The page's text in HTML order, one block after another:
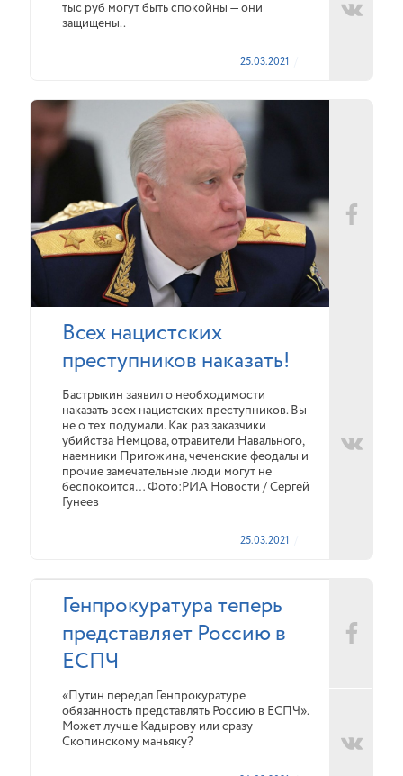
тыс руб могут быть спокойны — они
защищены..
25.03.2021
Всех нацистских
преступников наказать!
Бастрыкин заявил о необходимости
наказать всех нацистских преступников. Вы
не о тех подумали. Как раз заказчики
убийства Немцова, отравители Навального,
наемники Пригожина, чеченские феодалы и
прочие замечательные люди могут не
беспокоится… Фото:РИА Новости / Сергей
Гунеев
25.03.2021
Генпрокуратура теперь
представляет Россию в
ЕСПЧ
«Путин передал Генпрокуратуре
обязанность представлять Россию в ЕСПЧ».
Может лучше Кадырову или сразу
Скопинскому маньяку?